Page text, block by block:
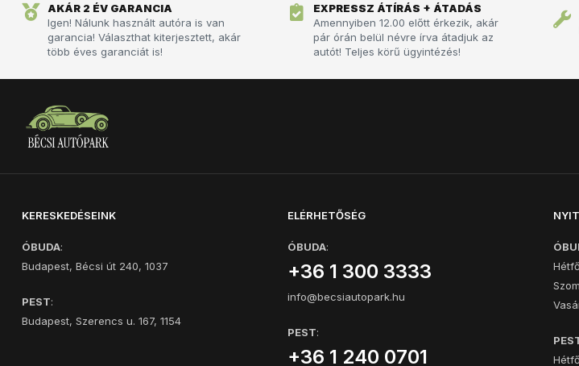
AKÁR 2 ÉV GARANCIA
Igen! Nálunk használt autóra is van
garancia! Választhat kiterjesztett, akár
több éves garanciát is!
EXPRESSZ ÁTÍRÁS + ÁTADÁS
Amennyiben 12.00 előtt érkezik, akár
pár órán belül névre írva átadjuk az
autót!­­­ Teljes körű ügyintézés!
KERESKEDÉSEINK
ÓBUDA:
Budapest, Bécsi út 240, 1037
PEST:
Budapest, Szerencs u. 167, 1154
ELÉRHETŐSÉG
ÓBUDA:
+36 1 300 3333
info@becsiautopark.hu
PEST:
+36 1 240 0701